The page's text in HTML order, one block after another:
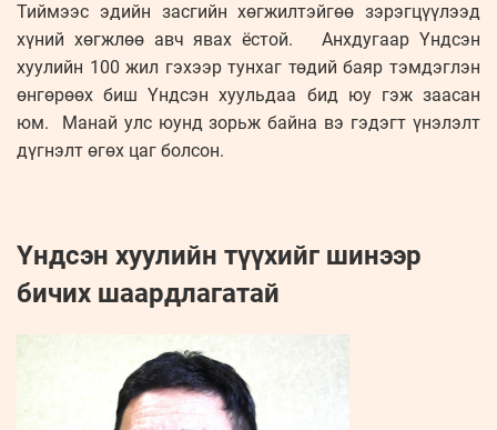
Тиймээс эдийн засгийн хөгжилтэйгөө зэрэгцүүлээд
хүний хөгжлөө авч явах ёстой. Анхдугаар Үндсэн
хуулийн 100 жил гэхээр тунхаг төдий баяр тэмдэглэн
өнгөрөөх биш Үндсэн хуульдаа бид юу гэж заасан
юм. Манай улс юунд зорьж байна вэ гэдэгт үнэлэлт
дүгнэлт өгөх цаг болсон.
Үндсэн хуулийн түүхийг шинээр
бичих шаардлагатай